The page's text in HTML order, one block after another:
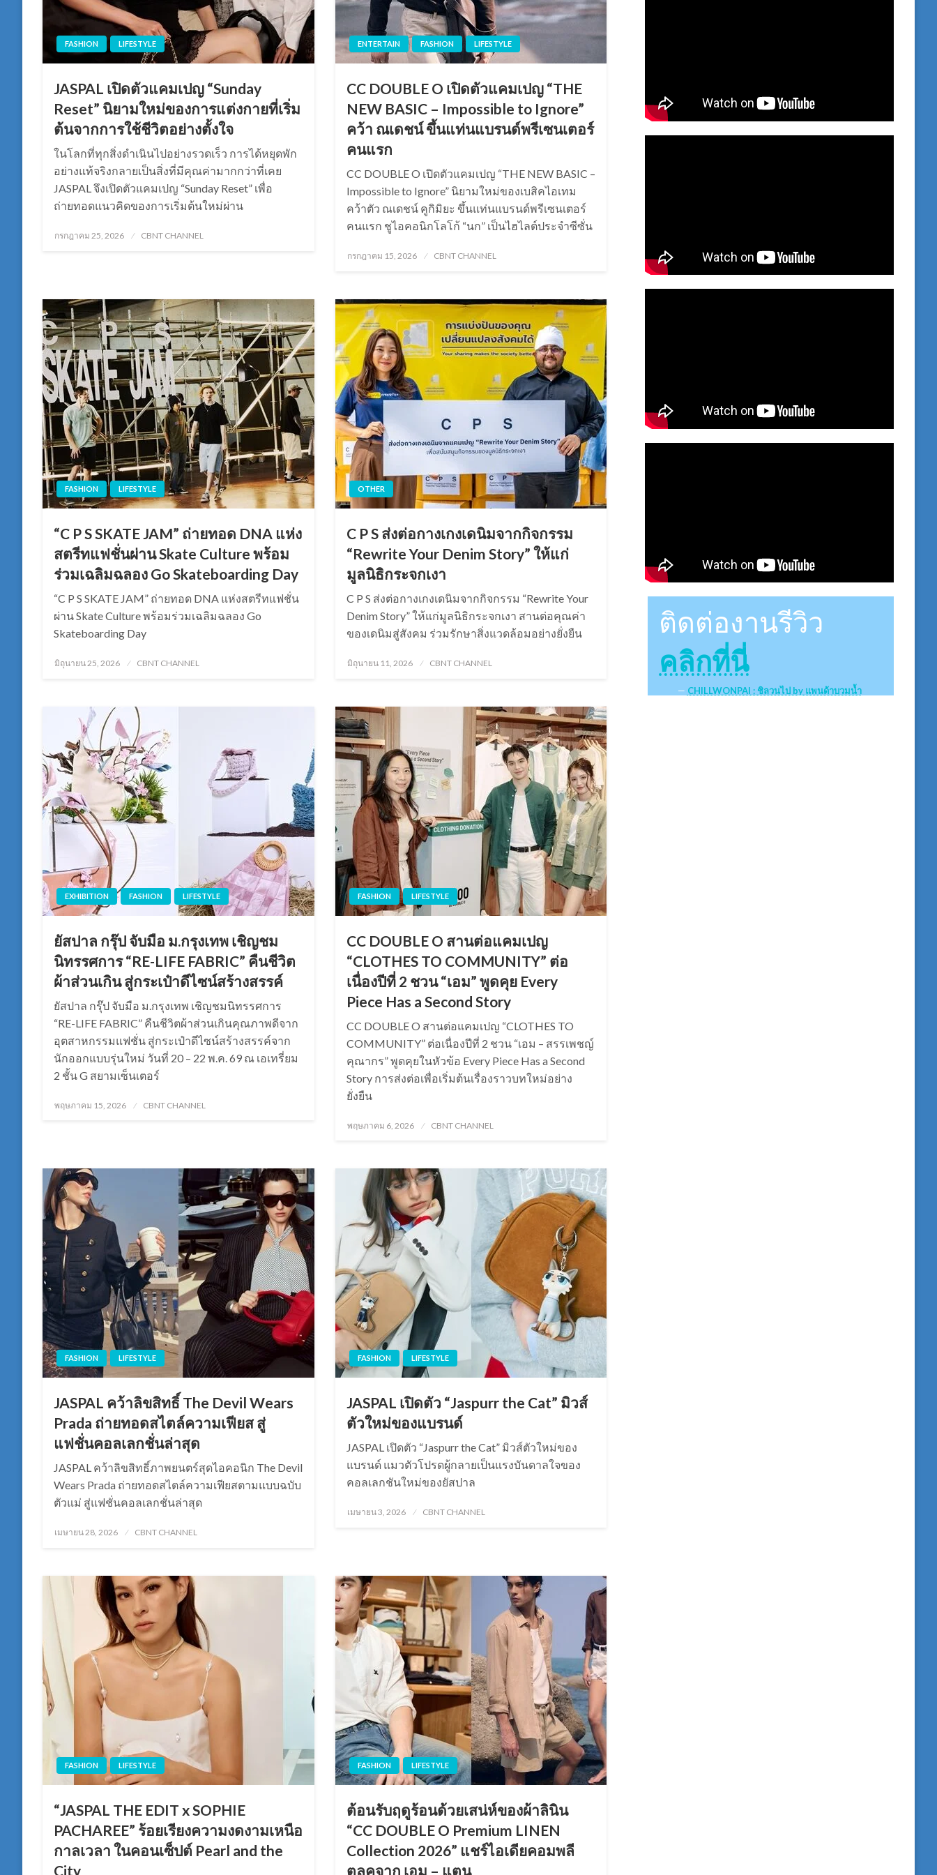
FASHION LIFESTYLE
JASPAL เปิดตัวแคมเปญ “Sunday
Reset” นิยามใหม่ของการแต่งกายที่เริ่ม
ต้นจากการใช้ชีวิตอย่างตั้งใจ
ในโลกที่ทุกสิ่งดำเนินไปอย่างรวดเร็ว การได้หยุดพัก
อย่างแท้จริงกลายเป็นสิ่งที่มีคุณค่ามากกว่าที่เคย
JASPAL จึงเปิดตัวแคมเปญ “Sunday Reset” เพื่อ
ถ่ายทอดแนวคิดของการเริ่มต้นใหม่ผ่าน
Posted
กรกฎาคม 25, 2026 CBNT CHANNEL
ENTERTAIN FASHION LIFESTYLE
CC DOUBLE O เปิดตัวแคมเปญ “THE
NEW BASIC – Impossible to Ignore”
คว้า ณเดชน์ ขึ้นแท่นแบรนด์พรีเซนเตอร์
คนแรก
CC DOUBLE O เปิดตัวแคมเปญ “THE NEW BASIC –
Impossible to Ignore” นิยามใหม่ของเบสิคไอเทม
คว้าตัว ณเดชน์ คูกิมิยะ ขึ้นแท่นแบรนด์พรีเซนเตอร์
คนแรก ชูไอคอนิกโลโก้ “นก” เป็นไฮไลต์ประจำซีซั่น
Posted
กรกฎาคม 15, 2026 CBNT CHANNEL
FASHION LIFESTYLE
“C P S SKATE JAM” ถ่ายทอด DNA แห่ง
สตรีทแฟชั่นผ่าน Skate Culture พร้อม
ร่วมเฉลิมฉลอง Go Skateboarding Day
“C P S SKATE JAM” ถ่ายทอด DNA แห่งสตรีทแฟชั่น
ผ่าน Skate Culture พร้อมร่วมเฉลิมฉลอง Go
Skateboarding Day
Posted
on
มิถุนายน 25, 2026 CBNT CHANNEL
OTHER
C P S ส่งต่อกางเกงเดนิมจากกิจกรรม
“Rewrite Your Denim Story” ให้แก่
มูลนิธิกระจกเงา
C P S ส่งต่อกางเกงเดนิมจากกิจกรรม “Rewrite Your
Denim Story” ให้แก่มูลนิธิกระจกเงา สานต่อคุณค่า
ของเดนิมสู่สังคม ร่วมรักษาสิ่งแวดล้อมอย่างยั่งยืน
Posted
on
มิถุนายน 11, 2026 CBNT CHANNEL
EXHIBITION FASHION LIFESTYLE
ยัสปาล กรุ๊ป จับมือ ม.กรุงเทพ เชิญชม
นิทรรศการ “RE-LIFE FABRIC” คืนชีวิต
ผ้าส่วนเกิน สู่กระเป๋าดีไซน์สร้างสรรค์
ยัสปาล กรุ๊ป จับมือ ม.กรุงเทพ เชิญชมนิทรรศการ
“RE-LIFE FABRIC” คืนชีวิตผ้าส่วนเกินคุณภาพดีจาก
อุตสาหกรรมแฟชั่น สู่กระเป๋าดีไซน์สร้างสรรค์จาก
นักออกแบบรุ่นใหม่ วันที่ 20 – 22 พ.ค. 69 ณ เอเทรี่ยม
2 ชั้น G สยามเซ็นเตอร์
Posted
พฤษภาคม 15, 2026 CBNT CHANNEL
FASHION LIFESTYLE
CC DOUBLE O สานต่อแคมเปญ
“CLOTHES TO COMMUNITY” ต่อ
เนื่องปีที่ 2 ชวน “เอม” พูดคุย Every
Piece Has a Second Story
CC DOUBLE O สานต่อแคมเปญ “CLOTHES TO
COMMUNITY” ต่อเนื่องปีที่ 2 ชวน “เอม – สรรเพชญ์
คุณากร” พูดคุยในหัวข้อ Every Piece Has a Second
Story การส่งต่อเพื่อเริ่มต้นเรื่องราวบทใหม่อย่าง
ยั่งยืน
Posted
พฤษภาคม 6, 2026 CBNT CHANNEL
FASHION LIFESTYLE
JASPAL คว้าลิขสิทธิ์ The Devil Wears
Prada ถ่ายทอดสไตล์ความเฟียส สู่
แฟชั่นคอลเลกชั่นล่าสุด
JASPAL คว้าลิขสิทธิ์ภาพยนตร์สุดไอคอนิก The Devil
Wears Prada ถ่ายทอดสไตล์ความเฟียสตามแบบฉบับ
ตัวแม่ สู่แฟชั่นคอลเลกชั่นล่าสุด
Posted
เมษายน 28, 2026 CBNT CHANNEL
FASHION LIFESTYLE
JASPAL เปิดตัว “Jaspurr the Cat” มิวส์
ตัวใหม่ของแบรนด์
JASPAL เปิดตัว “Jaspurr the Cat” มิวส์ตัวใหม่ของ
แบรนด์ แมวตัวโปรดผู้กลายเป็นแรงบันดาลใจของ
คอลเลกชันใหม่ของยัสปาล
Posted
เมษายน 3, 2026 CBNT CHANNEL
FASHION LIFESTYLE
“JASPAL THE EDIT x SOPHIE
PACHAREE” ร้อยเรียงความงดงามเหนือ
กาลเวลา ในคอนเซ็ปต์ Pearl and the
City
FASHION LIFESTYLE
ต้อนรับฤดูร้อนด้วยเสน่ห์ของผ้าลินิน
“CC DOUBLE O Premium LINEN
Collection 2026” แชร์ไอเดียคอมพลี
ตลุคจาก เอม – แตน
ติดต่องานรีวิว
คลิกที่นี่
CHILLWONPAI : ชิลวนไป by แพนด้าบวมน้ำ